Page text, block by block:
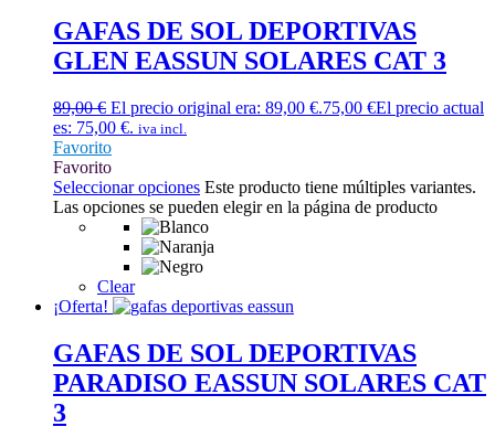
GAFAS DE SOL DEPORTIVAS
GLEN EASSUN SOLARES CAT 3
89,00€ El precio original era: 89,00 €.75,00 €El precio actual
es: 75,00 €. iva incl.
Favorito
Favorito
Seleccionar opciones Este producto tiene múltiples variantes.
Las opciones se pueden elegir en la página de producto
Clear
¡Oferta!
GAFAS DE SOL DEPORTIVAS
PARADISO EASSUN SOLARES CAT
3